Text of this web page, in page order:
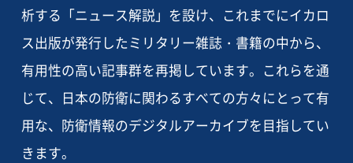
析する「ニュース解説」を設け、これまでにイカロ
ス出版が発行したミリタリー雑誌・書籍の中から、
有用性の高い記事群を再掲しています。これらを通
じて、日本の防衛に関わるすべての方々にとって有
用な、防衛情報のデジタルアーカイブを目指してい
きます。